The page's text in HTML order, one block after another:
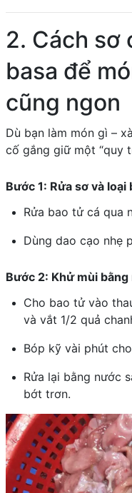
2. Cách sơ
basa để
cũng ngon
Dù bạn làm món gì –
cố gắng giữ một “quy
Bước 1: Rửa sơ và loại
Rửa bao tử cá qua
Dùng dao cạo nhẹ
Bước 2: Khử mùi
Cho bao tử vào
và vắt 1/2 quả
Bóp kỹ vài phút
Rửa lại bằng nước
bớt trơn.